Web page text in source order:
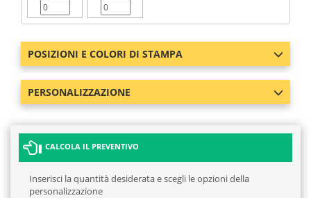
POSIZIONI E COLORI DI STAMPA
PERSONALIZZAZIONE
CALCOLA IL PREVENTIVO
Inserisci la quantità desiderata e scegli le opzioni della
personalizzazione